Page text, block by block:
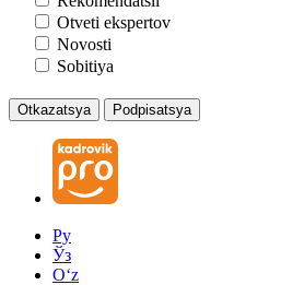
Otveti ekspertov
Novosti
Sobitiya
Otkazatsya Podpisatsya
Ру
Ўз
Oʻz